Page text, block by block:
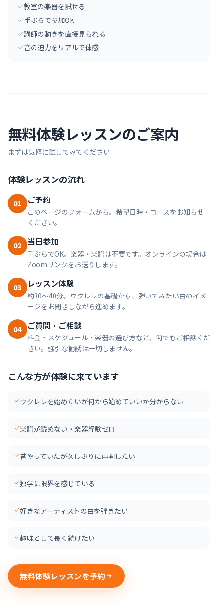
教室の楽器を試せる
手ぶらで参加OK
講師の動きを直接見られる
音の迫力をリアルで体感
無料体験レッスンのご案内
まずは気軽に試してみてください
体験レッスンの流れ
01 ご予約
このページのフォームから。希望日時・コースをお知らせ
ください。
02 当日参加
手ぶらでOK。楽器・楽譜は不要です。オンラインの場合は
Zoomリンクをお送りします。
03 レッスン体験
約30〜40分。ウクレレの基礎から、弾いてみたい曲のイメ
ージをお聞きしながら進めます。
04 ご質問・ご相談
料金・スケジュール・楽器の選び方など、何でもご相談くだ
さい。強引な勧誘は一切しません。
こんな方が体験に来ています
ウクレレを始めたいが何から始めていいか分からない
楽譜が読めない・楽器経験ゼロ
昔やっていたが久しぶりに再開したい
独学に限界を感じている
好きなアーティストの曲を弾きたい
趣味として長く続けたい
無料体験レッスンを予約